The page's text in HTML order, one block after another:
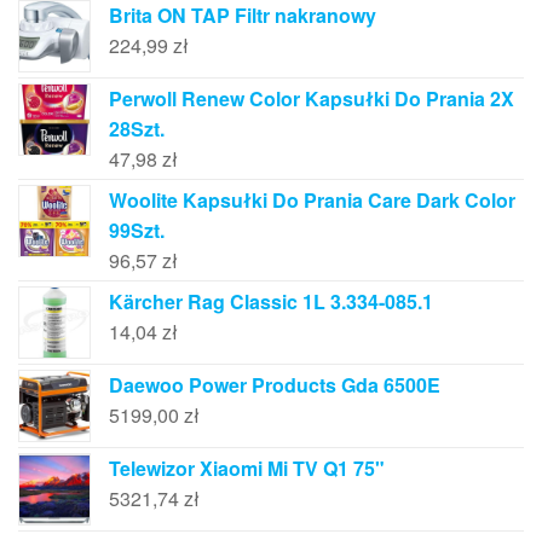
Brita ON TAP Filtr nakranowy
224,99 zł
Perwoll Renew Color Kapsułki Do Prania 2X
28Szt.
47,98 zł
Woolite Kapsułki Do Prania Care Dark Color
99Szt.
96,57zł
Kärcher Rag Classic 1L 3.334-085.1
14,04zł
Daewoo Power Products Gda 6500E
5199,00 zł
Telewizor Xiaomi Mi TV Q1 75"
5321,74zł